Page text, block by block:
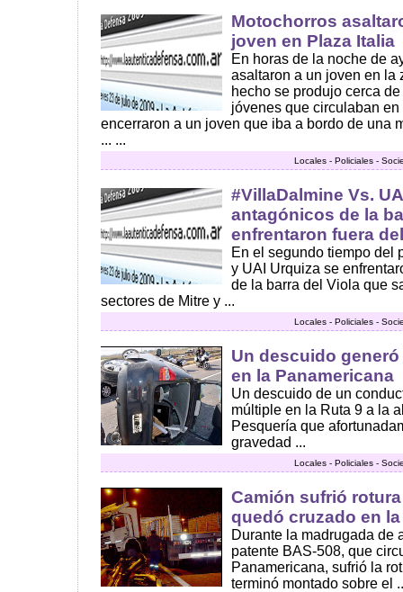
Motochorros
joven en Plaza Italia
En horas de la noche de
asaltaron a un joven en la
hecho se produjo cerca
jóvenes que circulaban
encerraron a un joven que iba a bordo de una
... ...
Locales - Policiales -
#VillaDalmine Vs.
antagónicos de la
enfrentaron fuera
En el segundo tiempo del
y UAI Urquiza se
de la barra del Viola que
sectores de Mitre y ...
Locales - Policiales -
Un descuido
en la Panamericana
Un descuido de un
múltiple en la Ruta 9 a la
Pesquería que
gravedad ...
Locales - Policiales -
Camión sufrió
quedó cruzado en
Durante la madrugada de
patente BAS-508, que
Panamericana, sufrió la
terminó montado sobre el